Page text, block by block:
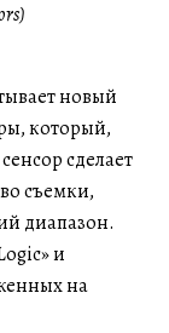
новый
который,
сделает
съемки,
диапазон.
и
на